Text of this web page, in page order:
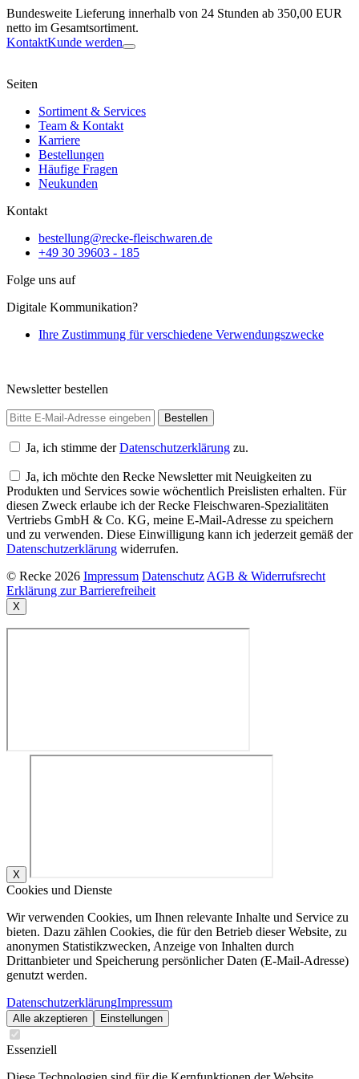
Bundesweite Lieferung innerhalb von 24 Stunden ab 350,00 EUR
netto im Gesamtsortiment.
KontaktKunde werden
Seiten
Sortiment & Services
Team & Kontakt
Karriere
Bestellungen
Häufige Fragen
Neukunden
Kontakt
bestellung@recke-fleischwaren.de
+49 30 39603 - 185
Folge uns auf
Digitale Kommunikation?
Ihre Zustimmung für verschiedene Verwendungszwecke
Newsletter bestellen
Ja, ich stimme derDatenschutzerklärung zu.
Ja, ich möchte den Recke Newsletter mit Neuigkeiten zu
Produkten und Services sowie wöchentlich Preislisten erhalten. Für
diesen Zweck erlaube ich der Recke Fleischwaren-Spezialitäten
Vertriebs GmbH & Co. KG, meine E-Mail-Adresse zu speichern
und zu verwenden. Diese Einwilligung kann ich jederzeit gemäß der
Datenschutzerklärung widerrufen.
© Recke 2026 Impressum Datenschutz AGB & Widerrufsrecht
Erklärung zur Barrierefreiheit
X
X
Cookies und Dienste
Wir verwenden Cookies, um Ihnen relevante Inhalte und Service zu
bieten. Dazu zählen Cookies, die für den Betrieb dieser Website, zu
anonymen Statistikzwecken, Anzeige von Inhalten durch
Drittanbieter und Speicherung persönlicher Daten (E-Mail-Adresse)
genutzt werden.
DatenschutzerklärungImpressum
Alle akzeptieren Einstellungen
Essenziell